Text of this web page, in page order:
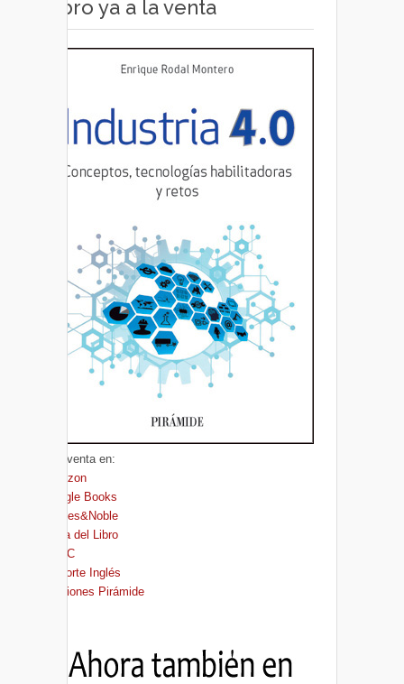
Libro ya a la venta
A la venta en:
Amazon
Google Books
Barnes&Noble
Casa del Libro
FNAC
El Corte Inglés
Ediciones Pirámide